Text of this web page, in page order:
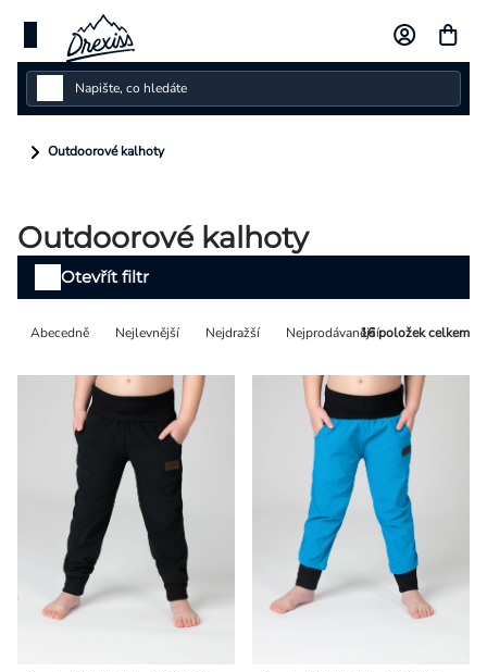
obsah
Dámské
Pánské
Kolekce
Dárkové poukazy
Vlastní design
Přihlášení
Outdoorové kalhoty
Outdoorové kalhoty
Řazení
Abecedně Nejlevnější Nejdražší Nejprodávanější
16položek celkem
Otevřít filtr
Výpis
produktů